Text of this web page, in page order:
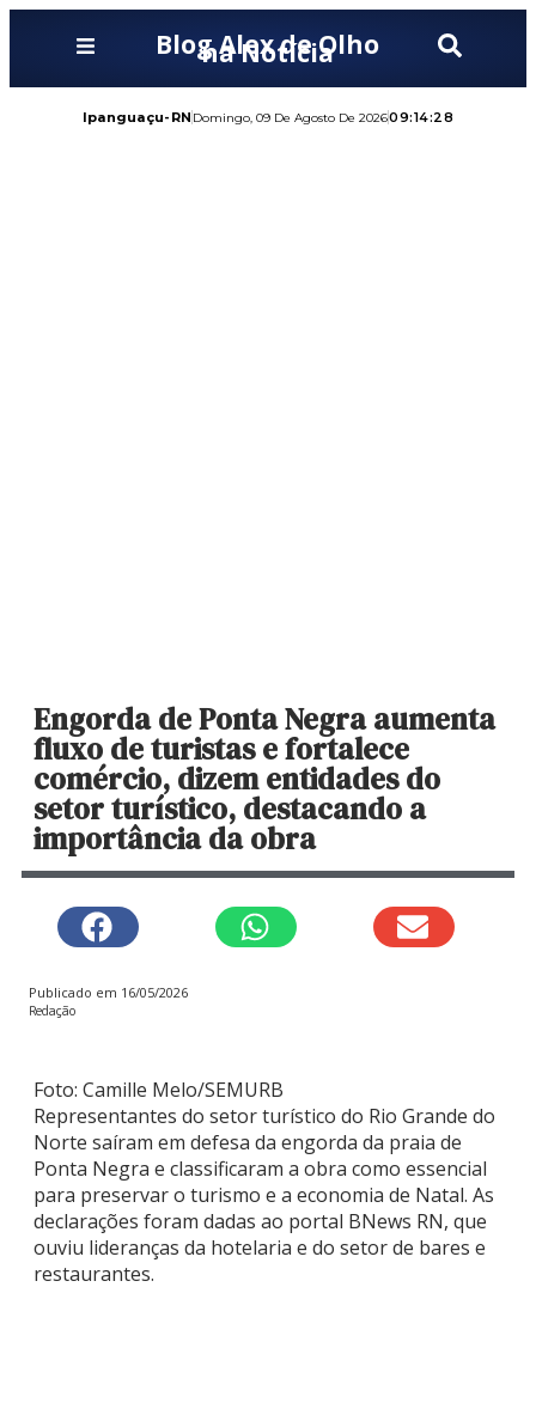
Blog Alex de Olho
na Notícia
Ipanguaçu-RN Domingo, 09 De Agosto De 202609:14:29
Engorda de Ponta Negra aumenta
fluxo de turistas e fortalece
comércio, dizem entidades do
setor turístico, destacando a
importância da obra
Publicado em 16/05/2026
Redação
Foto: Camille Melo/SEMURB
Representantes do setor turístico do Rio Grande do
Norte saíram em defesa da engorda da praia de
Ponta Negra e classificaram a obra como essencial
para preservar o turismo e a economia de Natal. As
declarações foram dadas ao portal BNews RN, que
ouviu lideranças da hotelaria e do setor de bares e
restaurantes.